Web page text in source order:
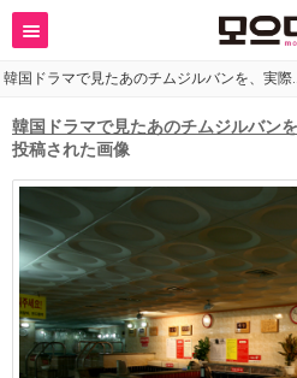
韓国ドラマで見たあのチムジルバンを、実際
韓国ドラマで見たあのチムジルバン
投稿された画像